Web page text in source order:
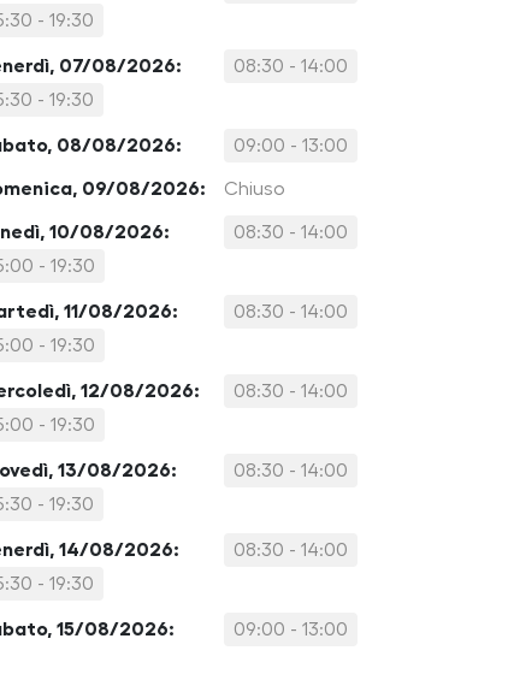
- 19:30
07/08/2026:
08:30 - 14:00
- 19:30
08/08/2026: 09:00 - 13:00
09/08/2026: Chiuso
10/08/2026:
08:30 - 14:00
- 19:30
11/08/2026:
08:30 - 14:00
- 19:30
12/08/2026:
08:30 - 14:00
- 19:30
13/08/2026:
08:30 - 14:00
- 19:30
14/08/2026:
08:30 - 14:00
- 19:30
15/08/2026: 09:00 - 13:00